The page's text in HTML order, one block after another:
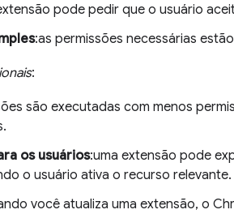
pode pedir que o usuário
:as permissões necessárias
:
são executadas com menos
os usuários:uma extensão pode
o usuário ativa o recurso relevante.
você atualiza uma extensão, o